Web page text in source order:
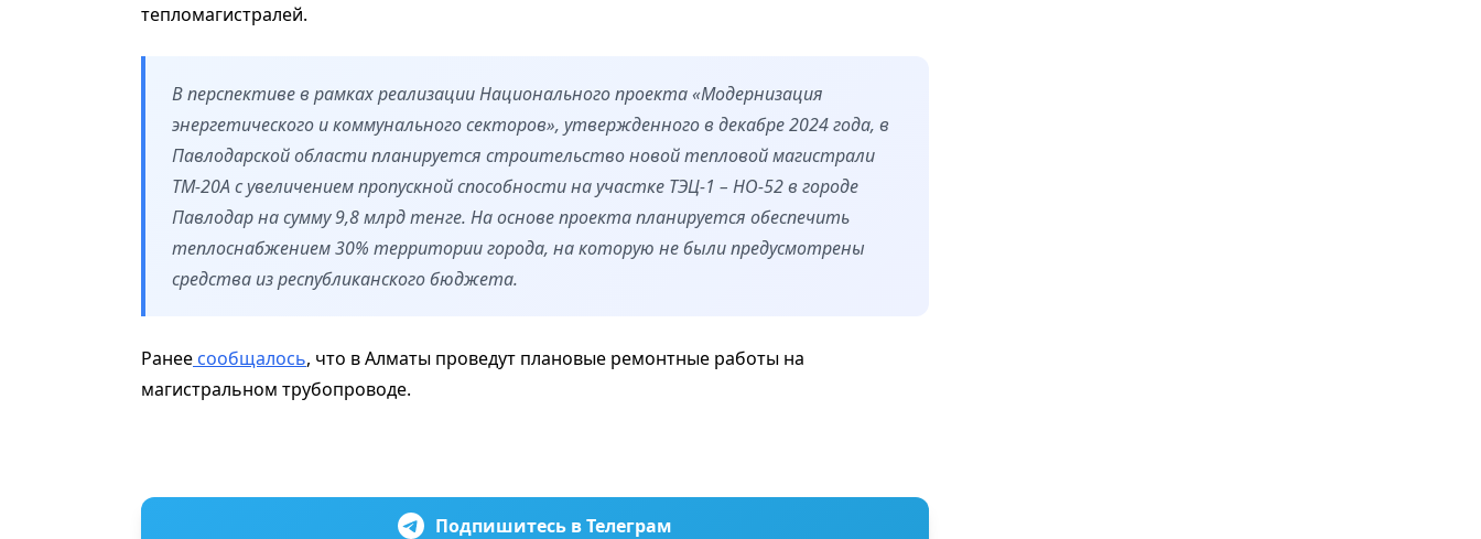
тепломагистралей.
В перспективе в рамках реализации Национального проекта «Модернизация
энергетического и коммунального секторов», утвержденного в декабре 2024 года, в
Павлодарской области планируется строительство новой тепловой магистрали
ТМ-20А с увеличением пропускной способности на участке ТЭЦ-1 – НО-52 в городе
Павлодар на сумму 9,8 млрд тенге. На основе проекта планируется обеспечить
теплоснабжением 30% территории города, на которую не были предусмотрены
средства из республиканского бюджета.
Ранее сообщалось, что в Алматы проведут плановые ремонтные работы на
магистральном трубопроводе.
Подпишитесь в Телеграм